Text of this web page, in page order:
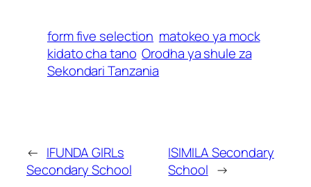
form five selection matokeo ya mock
kidato cha tano Orodha ya shule za
Sekondari Tanzania
← IFUNDA GIRLs
Secondary School
ISIMILA Secondary
School →